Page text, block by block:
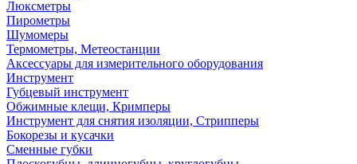
Люксметры
Пирометры
Шумомеры
Термометры, Метеостанции
Аксессуары для измерительного оборудования
Инструмент
Губцевый инструмент
Обжимные клещи, Кримперы
Инструмент для снятия изоляции, Стрипперы
Бокорезы и кусачки
Сменные губки